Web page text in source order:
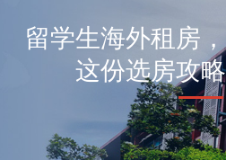
留学生海外租房
这份选房攻